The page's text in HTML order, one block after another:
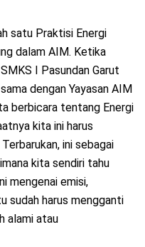
satu Praktisi Energi
dalam AIM. Ketika
I Pasundan Garut
dengan Yayasan AIM
berbicara tentang Energi
kita ini harus
ini sebagai
kita sendiri tahu
mengenai emisi,
sudah harus mengganti
alami atau